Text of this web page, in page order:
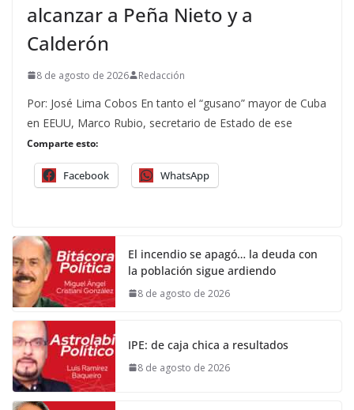
alcanzar a Peña Nieto y a
Calderón
8 de agosto de 2026 Redacción
Por: José Lima Cobos En tanto el “gusano” mayor de Cuba
en EEUU, Marco Rubio, secretario de Estado de ese
Comparte esto:
Facebook WhatsApp
El incendio se apagó… la deuda con
la población sigue ardiendo
8 de agosto de 2026
IPE: de caja chica a resultados
8 de agosto de 2026